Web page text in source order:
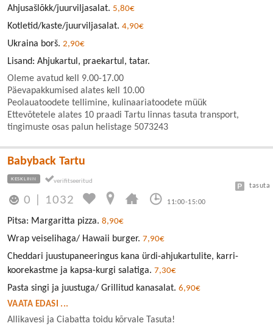
Ahjusašlõkk/juurviljasalat. 5,80€
Kotletid/kaste/juurviljasalat. 4,90€
Ukraina borš. 2,90€
Lisand: Ahjukartul, praekartul, tatar.
Oleme avatud kell 9.00-17.00
Päevapakkumised alates kell 10.00
Peolauatoodete tellimine, kulinaariatoodete müük
Ettevõtetele alates 10 praadi Tartu linnas tasuta transport,
tingimuste osas palun helistage 5073243
Babyback Tartu
KESKLINN
0 1032 11:00-15:00
tasuta
Pitsa: Margaritta pizza. 8,90€
Wrap veiselihaga/ Hawaii burger. 7,90€
Cheddari juustupaneeringus kana ürdi-ahjukartulite, karri-
koorekastme ja kapsa-kurgi salatiga. 7,30€
Pasta singi ja juustuga/ Grillitud kanasalat. 6,90€
VAATA EDASI ...
Allikavesi ja Ciabatta toidu kõrvale Tasuta!